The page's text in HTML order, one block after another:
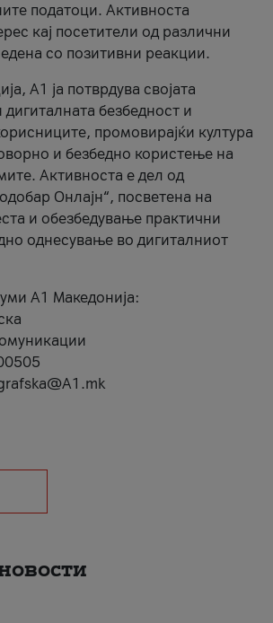
податоци. Активноста
кај посетители од различни
со позитивни реакции.
А1 ја потврдува својата
дигиталната безбедност и
промовирајќи култура
и безбедно користење на
Активноста е дел од
Онлајн“, посветена на
и обезбедување практични
однесување во дигиталниот
А1 Македонија: